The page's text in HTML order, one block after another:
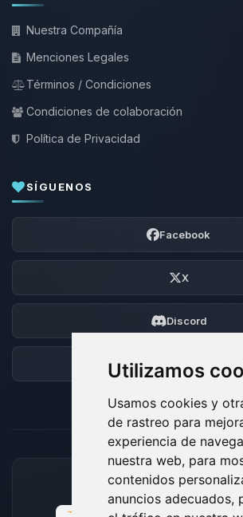
Utilizamos
Usamos cookies y
de rastreo para
experiencia de
nuestra web, para
contenidos
anuncios adecuados,
Nuestra Compañía
Menciones Legales
Términos / Condiciones
Condiciones de colaboración
Política de Privacidad
SÍGUENOS
Facebook
X
Discord
Foro
MÉTODOS DE PAGO